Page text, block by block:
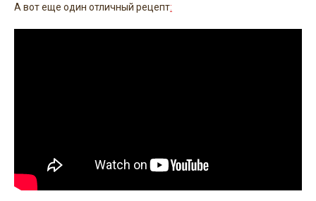
А вот еще один отличный рецепт: